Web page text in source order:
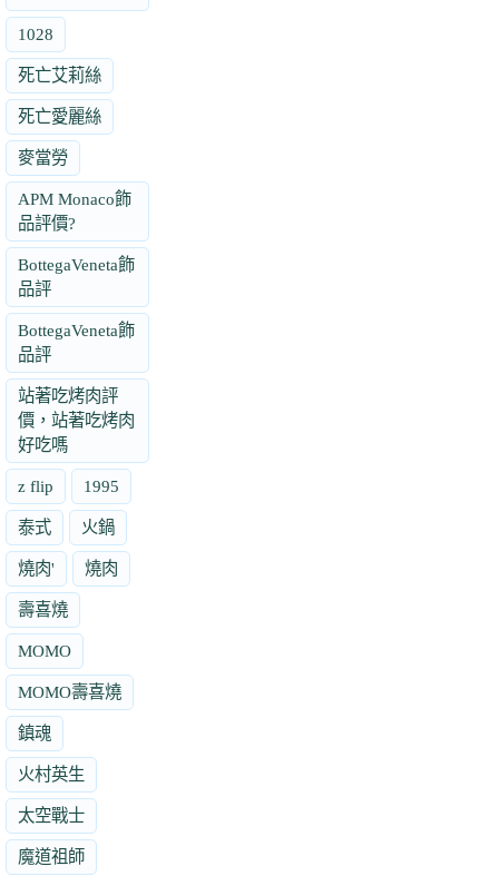
1028
死亡艾莉絲
死亡愛麗絲
麥當勞
APM Monaco飾
品評價?
BottegaVeneta飾
品評
BottegaVeneta飾
品評
站著吃烤肉評
價，站著吃烤肉
好吃嗎
z flip 1995
泰式 火鍋
燒肉' 燒肉
壽喜燒
MOMO
MOMO壽喜燒
鎮魂
火村英生
太空戰士
魔道祖師